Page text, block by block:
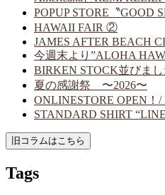
POPUP STORE〝GOOD
HAWAII FAIR ②
JAMES AFTER BEACH
今週末より”ALOHA
BIRKEN STOCK並びまし
夏の感謝祭 〜2026〜
ONLINESTORE OPEN！/
STANDARD SHIRT
Tags